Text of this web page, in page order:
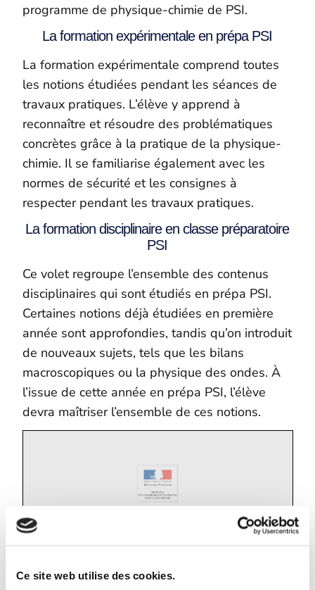
Ce site web utilise des cookies.
programme de physique-chimie de PSI.
La formation expérimentale en prépa PSI
La formation expérimentale comprend toutes
les notions étudiées pendant les séances de
travaux pratiques. L’élève y apprend à
reconnaître et résoudre des problématiques
concrètes grâce à la pratique de la physique-
chimie. Il se familiarise également avec les
normes de sécurité et les consignes à
respecter pendant les travaux pratiques.
La formation disciplinaire en classe préparatoire
PSI
Ce volet regroupe l’ensemble des contenus
disciplinaires qui sont étudiés en prépa PSI.
Certaines notions déjà étudiées en première
année sont approfondies, tandis qu’on introduit
de nouveaux sujets, tels que les bilans
macroscopiques ou la physique des ondes. À
l’issue de cette année en prépa PSI, l’élève
devra maîtriser l’ensemble de ces notions.